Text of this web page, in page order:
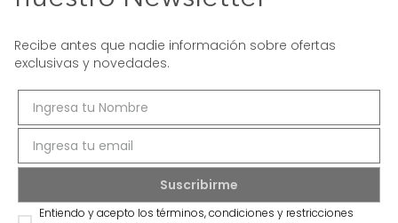
Recibe antes que nadie información sobre ofertas
exclusivas y novedades.
Entiendo y acepto los términos, condiciones y restricciones